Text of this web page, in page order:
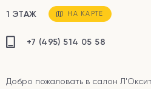
1 ЭТАЖ НА КАРТЕ
+7 (495) 514 05 58
Добро пожаловать в салон